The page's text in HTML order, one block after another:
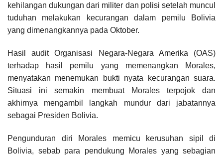
kehilangan dukungan dari militer dan polisi setelah muncul
tuduhan melakukan kecurangan dalam pemilu Bolivia
yang dimenangkannya pada Oktober.
Hasil audit Organisasi Negara-Negara Amerika (OAS)
terhadap hasil pemilu yang memenangkan Morales,
menyatakan menemukan bukti nyata kecurangan suara.
Situasi ini semakin membuat Morales terpojok dan
akhirnya mengambil langkah mundur dari jabatannya
sebagai Presiden Bolivia.
Pengunduran diri Morales memicu kerusuhan sipil di
Bolivia, sebab para pendukung Morales yang sebagian